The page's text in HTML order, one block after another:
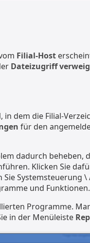
Filial-Host
Dateizugriff
dem die Filial-
für den
dadurch beheben,
Klicken Sie
Sie Systemsteuerung \
und Funktionen.
Programme.
in der Menüleiste